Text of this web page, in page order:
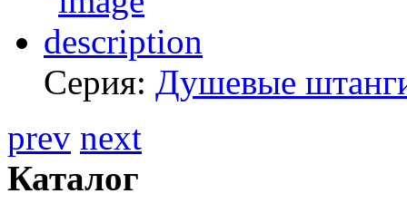
Серия: Душевые
prev next
Каталог